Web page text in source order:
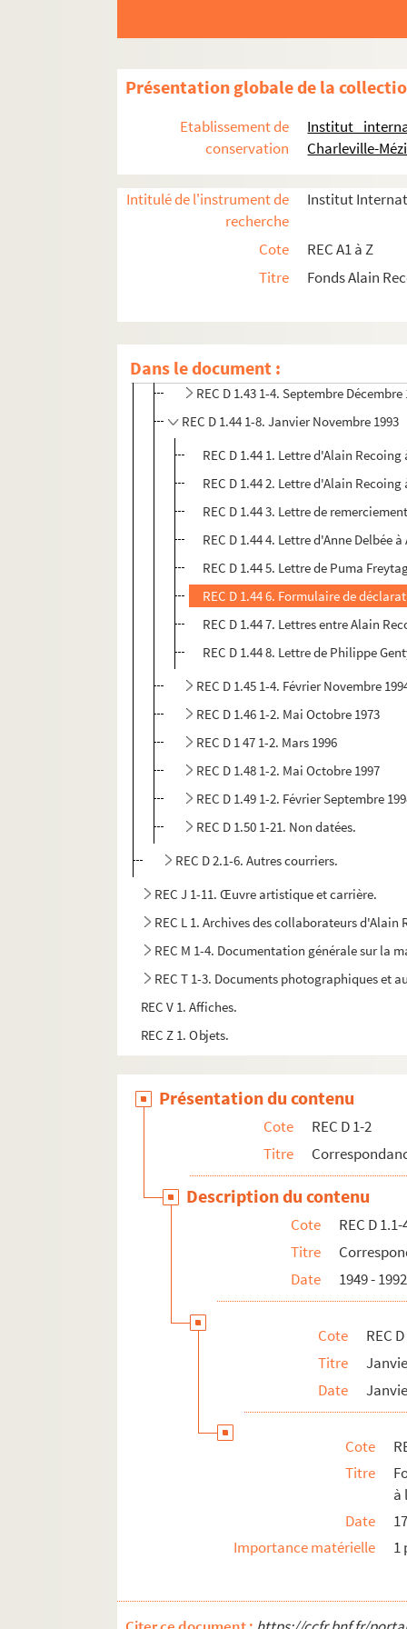
Présentation globale de la
Etablissement de
conservation
Institut
Charleville-
Intitulé de l'instrument de
recherche
Institut
Cote
REC A1 à Z
Titre
Fonds Alain
Dans le document :
REC D 1.32 1-55. Janvier Décembre
REC D 1.34 1-45. Janvier Décembre
REC D 1.36 1-17. Janvier Octobre 1985
REC D 1.37 1-10. Janvier Novembre
REC D 1.38 1-8. Janvier Août 1987
REC D 1.39 1-13. Janvier Septembre
REC D 1.42 1-21. Janvier Septembre
REC D 1.43 1-4. Septembre Décembre
REC D 1.44 1-8. Janvier Novembre 1993
REC D 1.44 1. Lettre d'Alain
REC D 1.44 2. Lettre d'Alain
REC D 1.44 3. Lettre de
REC D 1.44 4. Lettre d'Anne Delbée
REC D 1.44 5. Lettre de Puma
REC D 1.44 6. Formulaire de
REC D 1.44 7. Lettres entre Alain
REC D 1.44 8. Lettre de Philippe
REC D 1.45 1-4. Février Novembre
REC D 1.46 1-2. Mai Octobre 1973
REC D 1 47 1-2. Mars 1996
REC D 1.48 1-2. Mai Octobre 1997
REC D 1.49 1-2. Février Septembre
REC D 1.50 1-21. Non datées.
REC D 2.1-6. Autres courriers.
REC J 1-11. Œuvre artistique et carrière.
REC L 1. Archives des collaborateurs d'Alain
REC M 1-4. Documentation générale sur la
REC T 1-3. Documents photographiques et
REC V 1. Affiches.
REC Z 1. Objets.
Présentation du contenu
Cote
REC D 1-2
Titre
Description du contenu
Cote
REC D
Titre
Date
1949 - 1992
Cote
REC
Titre
Date
Cote
Titre
à
Date
Importance matérielle
1